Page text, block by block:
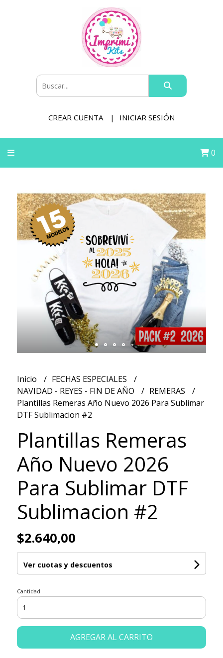
CREAR CUENTA INICIAR SESIÓN
0
Inicio
FECHAS ESPECIALES
NAVIDAD - REYES - FIN DE AÑO
REMERAS
Plantillas Remeras Año Nuevo 2026 Para Sublimar
DTF Sublimacion #2
Plantillas Remeras
Año Nuevo 2026
Para Sublimar DTF
Sublimacion #2
$2.640,00
Ver cuotas y descuentos
Cantidad
AGREGAR AL CARRITO